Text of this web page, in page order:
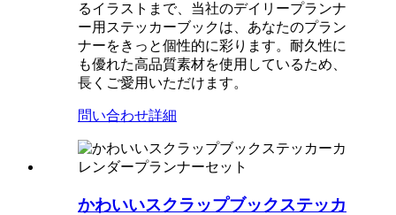
るイラストまで、当社のデイリープランナ
ー用ステッカーブックは、あなたのプラン
ナーをきっと個性的に彩ります。耐久性に
も優れた高品質素材を使用しているため、
長くご愛用いただけます。
問い合わせ詳細
かわいいスクラップブックステッカ